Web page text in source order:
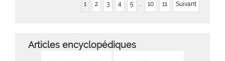
1 2 3 4 5 ... 10 11 Suivant
Articles encyclopédiques